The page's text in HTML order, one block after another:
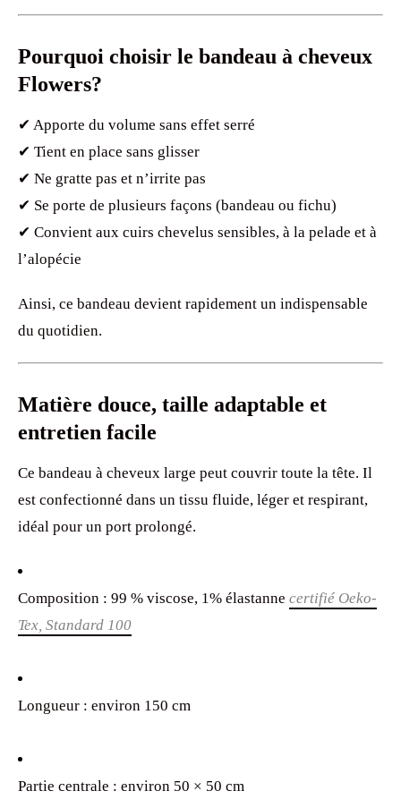
Pourquoi choisir le bandeau à cheveux
Flowers?
✔ Apporte du volume sans effet serré
✔ Tient en place sans glisser
✔ Ne gratte pas et n’irrite pas
✔ Se porte de plusieurs façons (bandeau ou fichu)
✔ Convient aux cuirs chevelus sensibles, à la pelade et à
l’alopécie
Ainsi, ce bandeau devient rapidement un indispensable
du quotidien.
Matière douce, taille adaptable et
entretien facile
Ce bandeau à cheveux large peut couvrir toute la tête. Il
est confectionné dans un tissu fluide, léger et respirant,
idéal pour un port prolongé.
Composition : 99 % viscose, 1% élastanne certifié Oeko-
Tex, Standard 100
Longueur : environ 150 cm
Partie centrale : environ 50 × 50 cm